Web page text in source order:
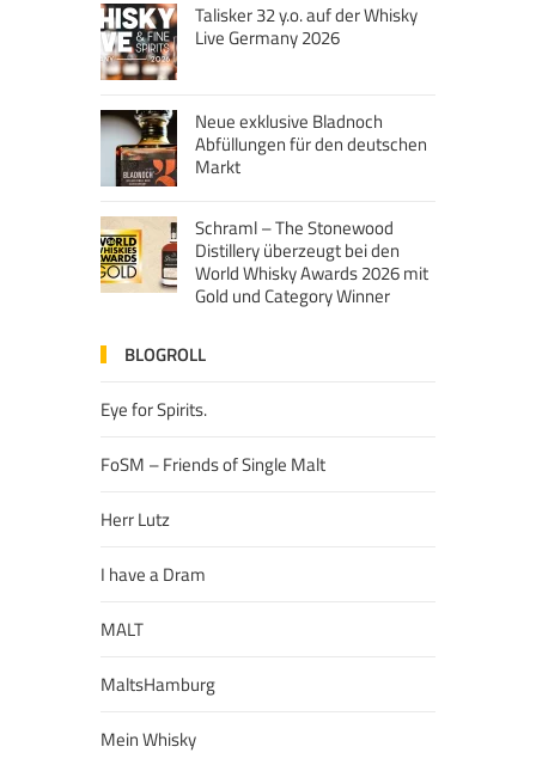
Talisker 32 y.o. auf der Whisky
Live Germany 2026
Neue exklusive Bladnoch
Abfüllungen für den deutschen
Markt
Schraml – The Stonewood
Distillery überzeugt bei den
World Whisky Awards 2026 mit
Gold und Category Winner
BLOGROLL
Eye for Spirits.
FoSM – Friends of Single Malt
Herr Lutz
I have a Dram
MALT
MaltsHamburg
Mein Whisky